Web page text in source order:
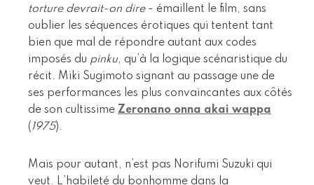
torture devrait-on dire- émaillent le film, sans
oublier les séquences érotiques qui tentent tant
bien que mal de répondre autant aux codes
imposés du pinku, qu’à la logique scénaristique du
récit. Miki Sugimoto signant au passage une de
ses performances les plus convaincantes aux côtés
de son cultissime Zeronano onna akai wappa
( 1975).
Mais pour autant, n’est pas Norifumi Suzuki qui
veut. L’habileté du bonhomme dans la